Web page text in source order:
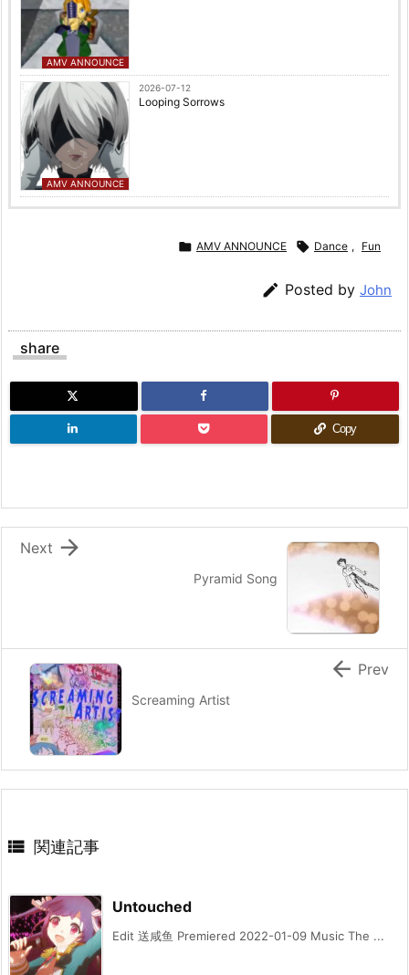
AMV ANNOUNCE
AMV ANNOUNCE
2026-07-12
Looping Sorrows
 AMV ANNOUNCE  Dance , Fun
 Posted by John
share
Copy
Pyramid Song

Next
Screaming Artist
 Prev
 関連記事
Untouched
Edit 送咸鱼 Premiered 2022-01-09 Music The ...